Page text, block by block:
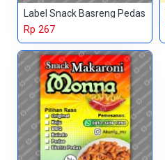
Label Snack Basreng Pedas
Rp 267